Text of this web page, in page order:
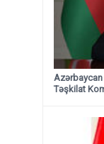
Təşkilat